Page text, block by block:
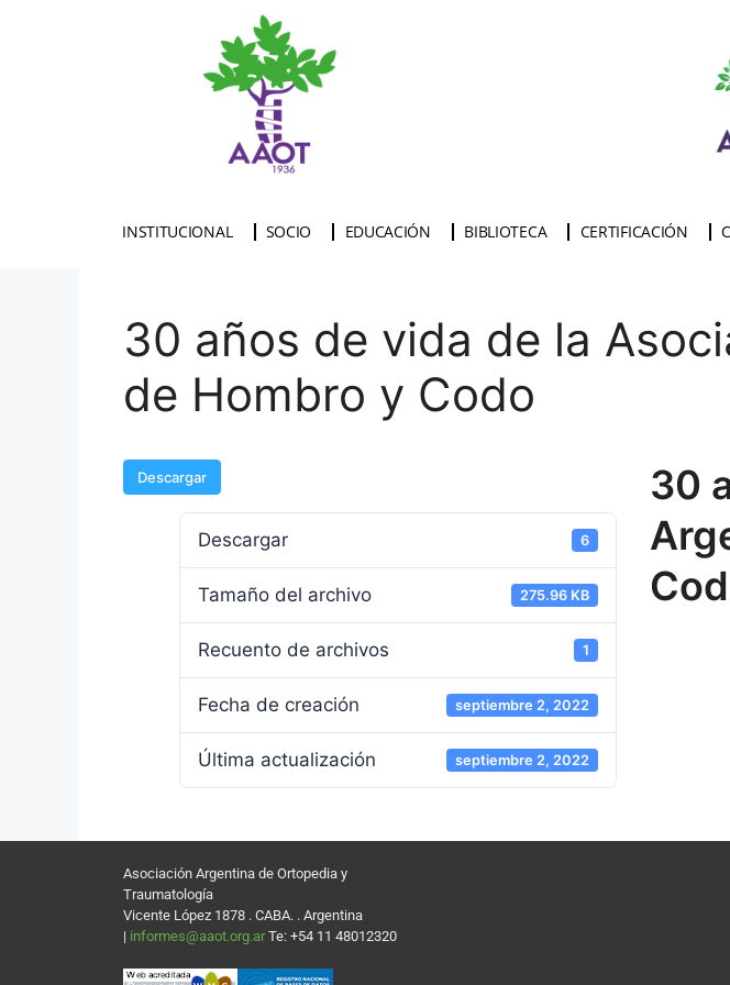
INSTITUCIONAL SOCIO EDUCACIÓN BIBLIOTECA CERTIFICACIÓN
30 años de vida de la
de Hombro y Codo
Descargar
Descargar 6
Tamaño del archivo 275.96 KB
Recuento de archivos 1
Fecha de creación septiembre 2, 2022
Última actualización septiembre 2, 2022
30
Asociación Argentina de Ortopedia y
Traumatología
Vicente López 1878 . CABA. . Argentina
| informes@aaot.org.ar Te: +54 11 48012320